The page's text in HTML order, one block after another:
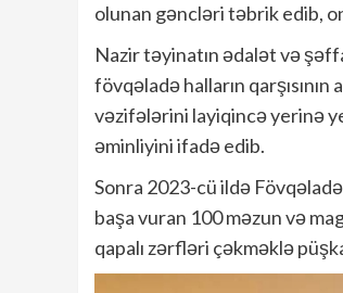
olunan gəncləri təbrik edib,
Nazir təyinatın ədalət və
fövqəladə halların
vəzifələrini layiqincə yerinə
əminliyini ifadə edib.
Sonra 2023-cü ildə
başa vuran 100 məzun və
qapalı zərfləri çəkməklə